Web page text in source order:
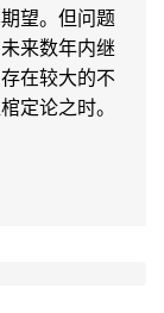
望。但问题
来数年内继
在较大的不
定论之时。